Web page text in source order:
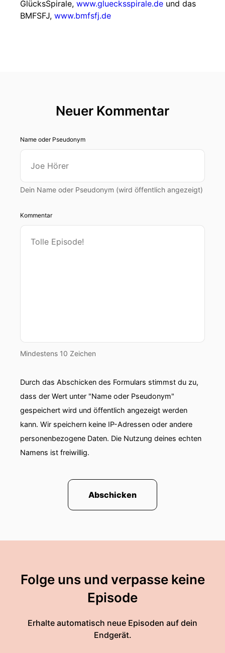
GlücksSpirale, www.gluecksspirale.de und das
BMFSFJ, www.bmfsfj.de
Neuer Kommentar
Name oder Pseudonym
Dein Name oder Pseudonym (wird öffentlich angezeigt)
Kommentar
Mindestens 10 Zeichen
Durch das Abschicken des Formulars stimmst du zu,
dass der Wert unter "Name oder Pseudonym"
gespeichert wird und öffentlich angezeigt werden
kann. Wir speichern keine IP-Adressen oder andere
personenbezogene Daten. Die Nutzung deines echten
Namens ist freiwillig.
Abschicken
Folge uns und verpasse keine
Episode
Erhalte automatisch neue Episoden auf dein
Endgerät.